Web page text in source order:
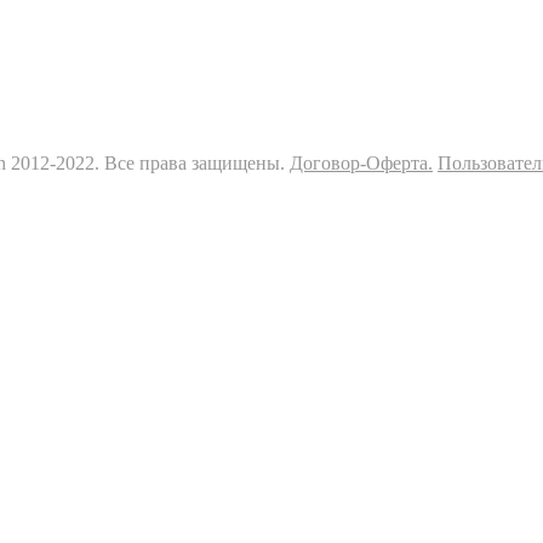
2012-2022. Все права защищены. Договор-Оферта.